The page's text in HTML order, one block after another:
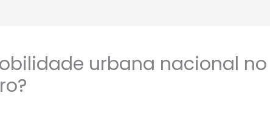
urbana nacional no